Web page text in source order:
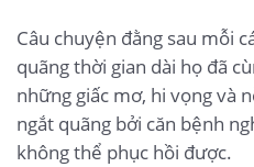
Câu chuyện đằng sau mỗi
quãng thời gian dài họ đã
những giấc mơ, hi vọng và
ngắt quãng bởi căn bệnh
không thể phục hồi được.